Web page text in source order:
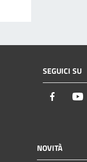
SEGUICI SU
Facebook
NOVITÀ